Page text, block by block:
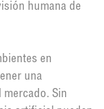
humana de
en
una
Sin